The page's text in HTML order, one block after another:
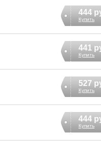
444
Купить
441
Купить
527
Купить
444
Купить